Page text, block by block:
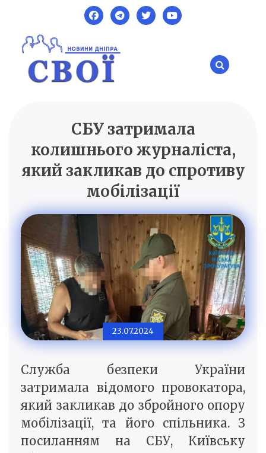
content
SVOI.DP.UA
Новини ДніпраСБУ затримала
колишнього журналіста,
який закликав до спротиву
мобілізації
23.07.2024
Служба безпеки України
затримала відомого провокатора,
який закликав до збройного опору
мобілізації, та його спільника. З
посиланням на СБУ, Київську